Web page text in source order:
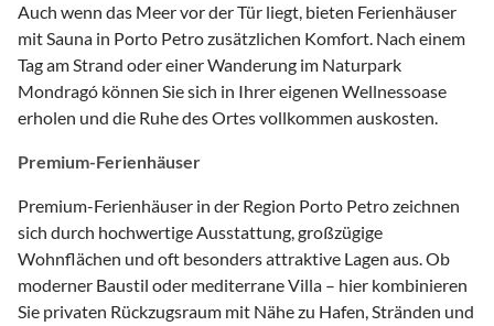
Auch wenn das Meer vor der Tür liegt, bieten Ferienhäuser
mit Sauna in Porto Petro zusätzlichen Komfort. Nach einem
Tag am Strand oder einer Wanderung im Naturpark
Mondragó können Sie sich in Ihrer eigenen Wellnessoase
erholen und die Ruhe des Ortes vollkommen auskosten.
Premium-Ferienhäuser
Premium-Ferienhäuser in der Region Porto Petro zeichnen
sich durch hochwertige Ausstattung, großzügige
Wohnflächen und oft besonders attraktive Lagen aus. Ob
moderner Baustil oder mediterrane Villa – hier kombinieren
Sie privaten Rückzugsraum mit Nähe zu Hafen, Stränden und